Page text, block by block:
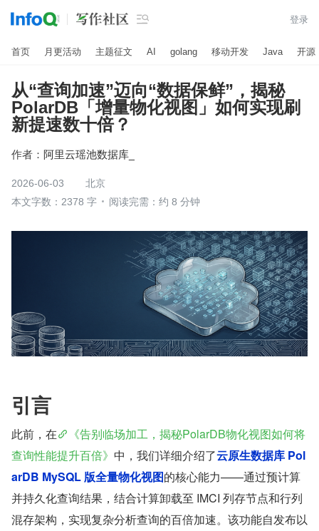
 登录
首页 月更活动 主题征文 AI golang 移动开发 Java 开源
从“查询加速”迈向“数据保鲜”，揭秘
PolarDB「增量物化视图」如何实现刷
新提速数十倍？
作者： 阿里云瑶池数据库_
2026-06-03
北京
本文字数：2378 字
阅读完需：约 8 分钟
引言
此前，在
《告别临场加工，揭秘PolarDB物化视图如何将
查询性能提升百倍》 中，我们详细介绍了云原生数据库 Pol
arDB MySQL 版全量物化视图的核心能力——通过预计算
并持久化查询结果，结合计算卸载至 IMCI 列存节点和行列
混存架构，实现复杂分析查询的百倍加速。该功能自发布以